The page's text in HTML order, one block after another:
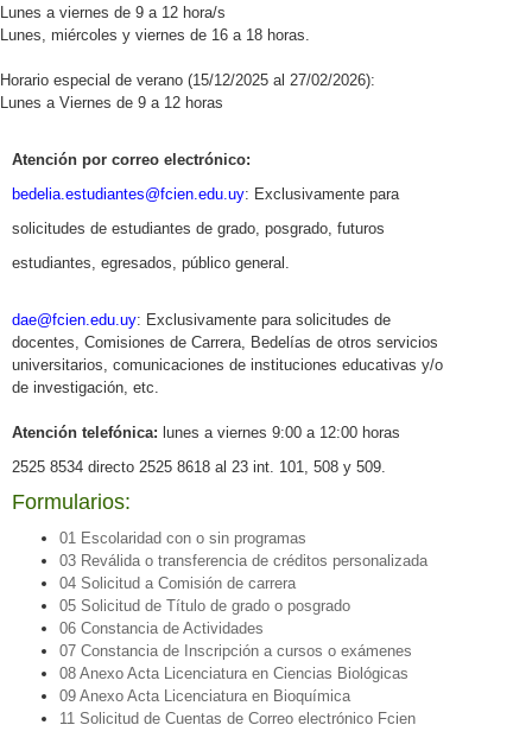
Lunes a viernes de 9 a 12 hora/s
Lunes, miércoles y viernes de 16 a 18 horas.
Horario especial de verano (15/12/2025 al 27/02/2026):
Lunes a Viernes de 9 a 12 horas
Atención por correo electrónico:
bedelia.estudiantes@fcien.edu. uy: Exclusivamente para
solicitudes de estudiantes de grado, posgrado, futuros
estudiantes, egresados, público general.
dae@fcien.edu.uy: Exclusivamente para solicitudes de
docentes, Comisiones de Carrera, Bedelías de otros servicios
universitarios, comunicaciones de instituciones educativas y/o
de investigación, etc.
Atención telefónica: lunes a viernes 9:00 a 12:00 horas
2525 8534 directo 2525 8618 al 23 int. 101, 508 y 509.
Formularios:
01 Escolaridad con o sin programas
03 Reválida o transferencia de créditos personalizada
04 Solicitud a Comisión de carrera
05 Solicitud de Título de grado o posgrado
06 Constancia de Actividades
07 Constancia de Inscripción a cursos o exámenes
08 Anexo Acta Licenciatura en Ciencias Biológicas
09 Anexo Acta Licenciatura en Bioquímica
11 Solicitud de Cuentas de Correo electrónico Fcien